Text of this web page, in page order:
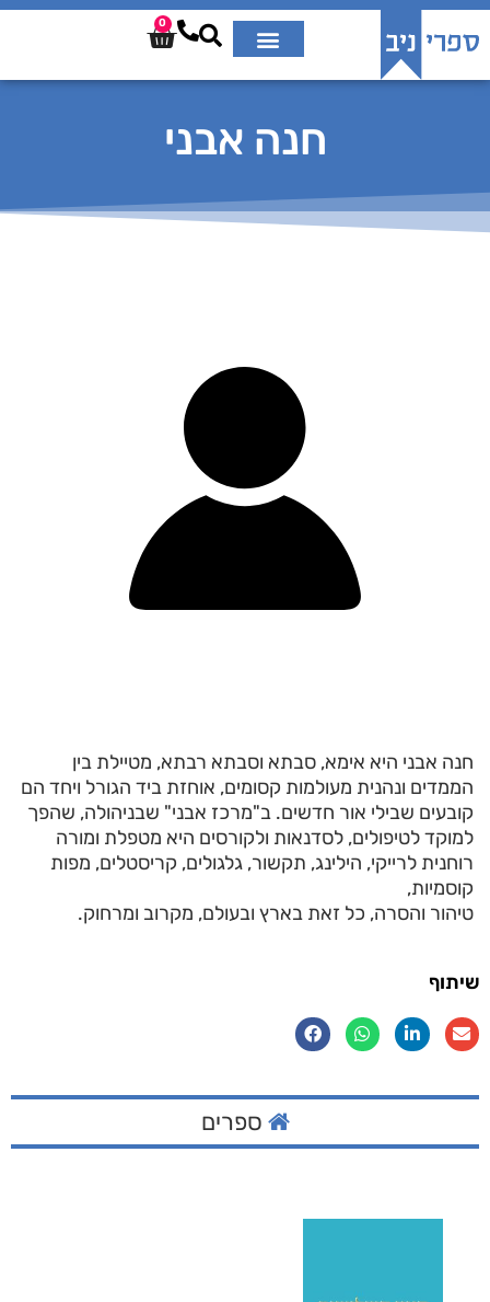
0
חנה אבני
חנה אבני היא אימא, סבתא וסבתא רבתא, מטיילת בין
הממדים ונהנית מעולמות קסומים, אוחזת ביד הגורל ויחד הם
קובעים שבילי אור חדשים. ב"מרכז אבני" שבניהולה, שהפך
למוקד לטיפולים, לסדנאות ולקורסים היא מטפלת ומורה
רוחנית לרייקי, הילינג, תקשור, גלגולים, קריסטלים, מפות
קוסמיות,
טיהור והסרה, כל זאת בארץ ובעולם, מקרוב ומרחוק.
שיתוף
ספרים